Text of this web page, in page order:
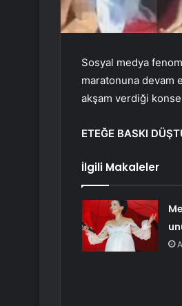
Sosyal medya
maratonuna devam
akşam verdiği
ETEĞE BASKI
İlgili Makaleler